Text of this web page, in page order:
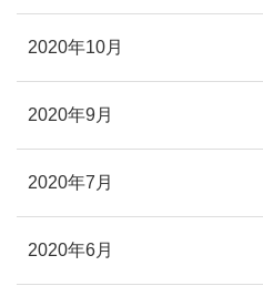
2020年10月
2020年9月
2020年7月
2020年6月